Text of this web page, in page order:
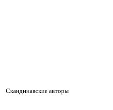
Скандинавские авторы